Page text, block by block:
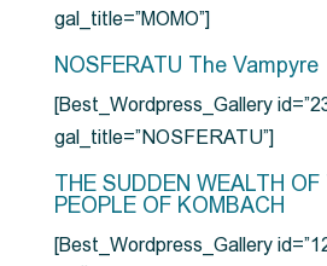
gal_title=”MOMO”]
NOSFERATU The Vampyre
[Best_Wordpress_Gallery
gal_title=”NOSFERATU”]
THE SUDDEN WEALTH OF
PEOPLE OF KOMBACH
[Best_Wordpress_Gallery